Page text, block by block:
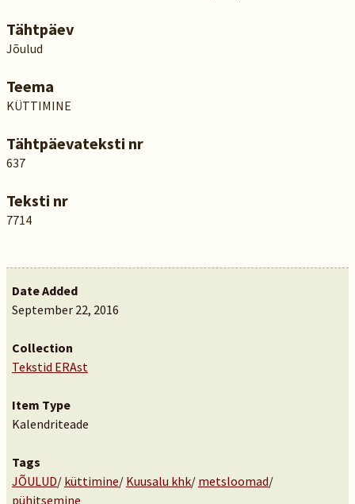
Tähtpäev
Jõulud
Teema
KÜTTIMINE
Tähtpäevateksti nr
637
Teksti nr
7714
Date Added
September 22, 2016
Collection
Tekstid ERAst
Item Type
Kalendriteade
Tags
JÕULUD/ küttimine/ Kuusalu khk/ metsloomad/
pühitsemine